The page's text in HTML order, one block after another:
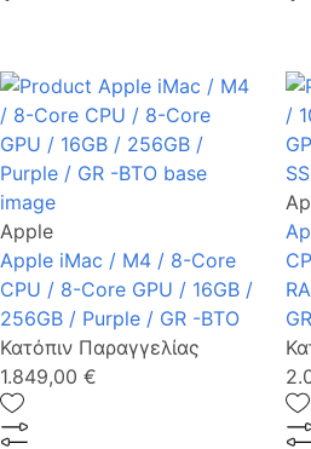
Apple
Apple iMac / M4 / 8-Core
CPU / 8-Core GPU / 16GB /
256GB / Purple / GR -BTO
Κατόπιν Παραγγελίας
1.849,00 €
GR